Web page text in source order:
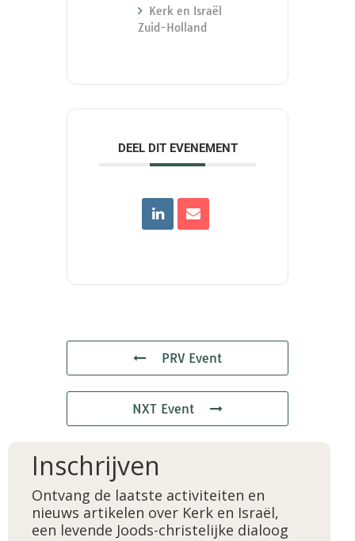
Kerk en Israël
Zuid-Holland
DEEL DIT EVENEMENT
PRV Event
NXT Event
Inschrijven
Ontvang de laatste activiteiten en
nieuws artikelen over Kerk en Israël,
een levende Joods-christelijke dialoog